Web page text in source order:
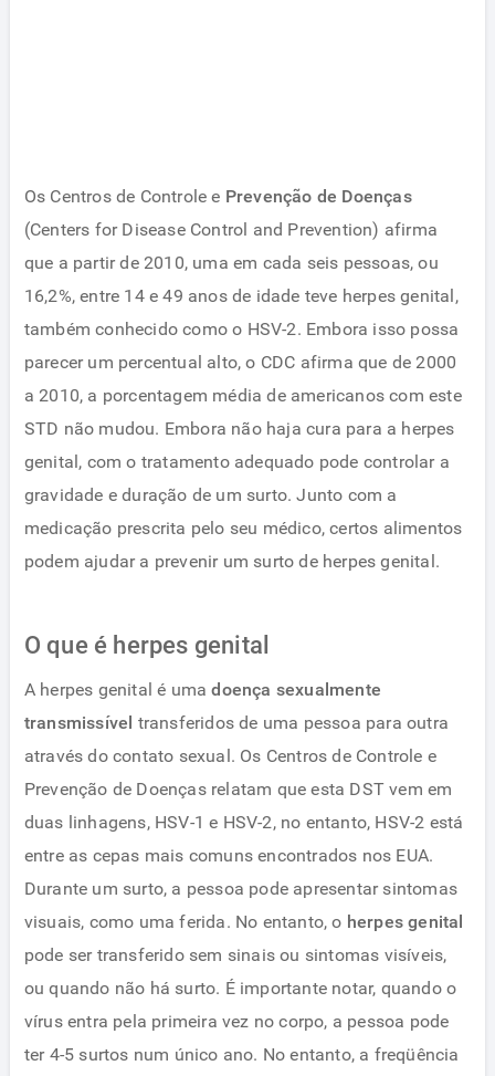
Os Centros de Controle e Prevenção de Doenças
(Centers for Disease Control and Prevention) afirma
que a partir de 2010, uma em cada seis pessoas, ou
16,2%, entre 14 e 49 anos de idade teve herpes genital,
também conhecido como o HSV-2. Embora isso possa
parecer um percentual alto, o CDC afirma que de 2000
a 2010, a porcentagem média de americanos com este
STD não mudou. Embora não haja cura para a herpes
genital, com o tratamento adequado pode controlar a
gravidade e duração de um surto. Junto com a
medicação prescrita pelo seu médico, certos alimentos
podem ajudar a prevenir um surto de herpes genital.
O que é herpes genital
A herpes genital é umadoença sexualmente
transmissível transferidos de uma pessoa para outra
através do contato sexual. Os Centros de Controle e
Prevenção de Doenças relatam que esta DST vem em
duas linhagens, HSV-1 e HSV-2, no entanto, HSV-2 está
entre as cepas mais comuns encontrados nos EUA.
Durante um surto, a pessoa pode apresentar sintomas
visuais, como uma ferida. No entanto, o herpes genital
pode ser transferido sem sinais ou sintomas visíveis,
ou quando não há surto. É importante notar, quando o
vírus entra pela primeira vez no corpo, a pessoa pode
ter 4-5 surtos num único ano. No entanto, a freqüência